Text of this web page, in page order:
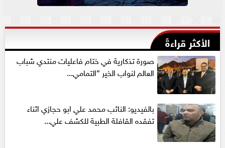
الأكثر قراءةً
صورة تذكارية في ختام فاعليات منتدي شباب
العالم لنواب الخير ”التمامي...
بالفيديو: النائب محمد علي ابو حجازي اثناء
تفقده القافلة الطبية للكشف علي...